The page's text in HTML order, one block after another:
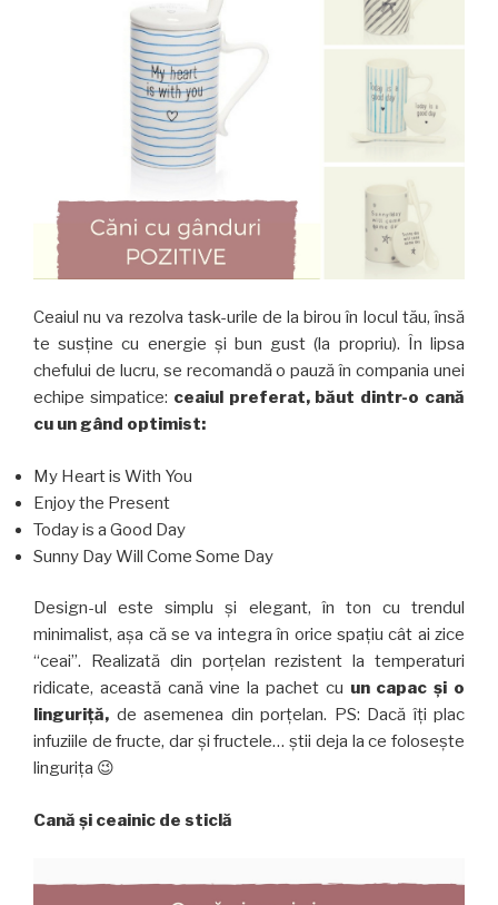
Ceaiul nu va rezolva task-urile de la birou în locul tău, însă
te susține cu energie și bun gust (la propriu). În lipsa
chefului de lucru, se recomandă o pauză în compania unei
echipe simpatice: ceaiul preferat, băut dintr-o cană
cu un gând optimist:
My Heart is With You
Enjoy the Present
Today is a Good Day
Sunny Day Will Come Some Day
Design-ul este simplu și elegant, în ton cu trendul
minimalist, așa că se va integra în orice spațiu cât ai zice
“ceai”. Realizată din porțelan rezistent la temperaturi
ridicate, această cană vine la pachet cu un capac și o
linguriță, de asemenea din porțelan. PS: Dacă îți plac
infuziile de fructe, dar și fructele… știi deja la ce folosește
lingurița 😉
Cană și ceainic de sticlă